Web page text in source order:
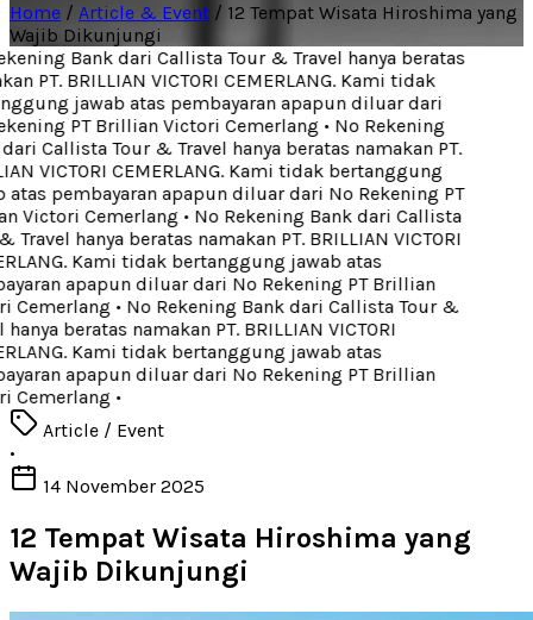
Home / Article & Event / 12 Tempat Wisata Hiroshima yang
Wajib Dikunjungi
Bank dari Callista Tour & Travel hanya beratas
PT. BRILLIAN VICTORI CEMERLANG. Kami tidak
jawab atas pembayaran apapun diluar dari
PT Brillian Victori Cemerlang• No Rekening
Callista Tour & Travel hanya beratas namakan PT.
VICTORI CEMERLANG. Kami tidak bertanggung
pembayaran apapun diluar dari No Rekening PT
Victori Cemerlang• No Rekening Bank dari Callista
Travel hanya beratas namakan PT. BRILLIAN VICTORI
Kami tidak bertanggung jawab atas
apapun diluar dari No Rekening PT Brillian
Cemerlang• No Rekening Bank dari Callista Tour &
beratas namakan PT. BRILLIAN VICTORI
Kami tidak bertanggung jawab atas
apapun diluar dari No Rekening PT Brillian
Cemerlang•
Article / Event
•
14 November 2025
12 Tempat Wisata Hiroshima yang
Wajib Dikunjungi